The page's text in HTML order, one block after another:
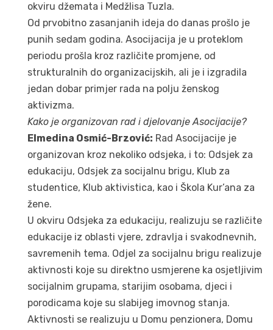
okviru džemata i Medžlisa Tuzla.
Od prvobitno zasanjanih ideja do danas prošlo je
punih sedam godina. Asocijacija je u proteklom
periodu prošla kroz različite promjene, od
strukturalnih do organizacijskih, ali je i izgradila
jedan dobar primjer rada na polju ženskog
aktivizma.
Kako je organizovan rad i djelovanje Asocijacije?
Elmedina Osmić-Brzović: Rad Asocijacije je
organizovan kroz nekoliko odsjeka, i to: Odsjek za
edukaciju, Odsjek za socijalnu brigu, Klub za
studentice, Klub aktivistica, kao i Škola Kur’ana za
žene.
U okviru Odsjeka za edukaciju, realizuju se različite
edukacije iz oblasti vjere, zdravlja i svakodnevnih,
savremenih tema. Odjel za socijalnu brigu realizuje
aktivnosti koje su direktno usmjerene ka osjetljivim
socijalnim grupama, starijim osobama, djeci i
porodicama koje su slabijeg imovnog stanja.
Aktivnosti se realizuju u Domu penzionera, Domu